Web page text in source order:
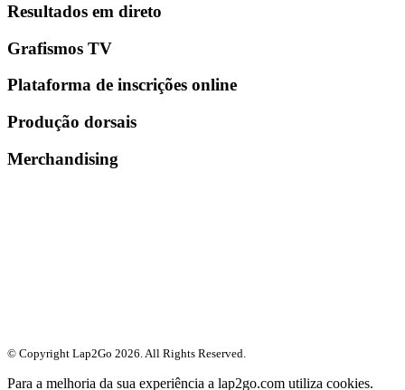
Resultados em direto
Grafismos TV
Plataforma de inscrições online
Produção dorsais
Merchandising
© Copyright Lap2Go 2026. All Rights Reserved.
Para a melhoria da sua experiência a lap2go.com utiliza cookies.